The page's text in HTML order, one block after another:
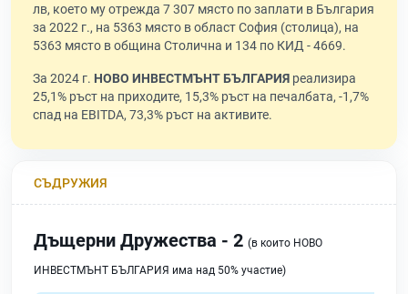
лв, което му отрежда 7 307 място по заплати в България
за 2022 г., на 5363 място в област София (столица), на
5363 място в община Столична и 134 по КИД - 4669.
За 2024 г. НОВО ИНВЕСТМЪНТ БЪЛГАРИЯ реализира
25,1% ръст на приходите, 15,3% ръст на печалбата, -1,7%
спад на EBITDA, 73,3% ръст на активите.
СЪДРУЖИЯ
Дъщерни Дружества - 2 (в които НОВО
ИНВЕСТМЪНТ БЪЛГАРИЯ има над 50% участие)